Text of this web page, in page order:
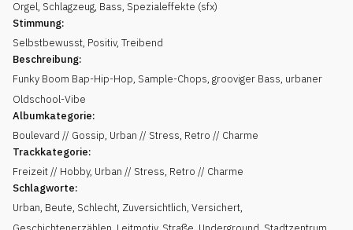
Orgel, Schlagzeug, Bass, Spezialeffekte (sfx)
Stimmung:
Selbstbewusst, Positiv, Treibend
Beschreibung:
Funky Boom Bap-Hip-Hop, Sample-Chops, grooviger Bass, urbaner
Oldschool-Vibe
Albumkategorie:
Boulevard // Gossip, Urban // Stress, Retro // Charme
Trackkategorie:
Freizeit // Hobby, Urban // Stress, Retro // Charme
Schlagworte:
Urban, Beute, Schlecht, Zuversichtlich, Versichert,